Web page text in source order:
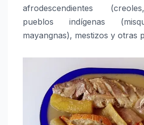
afrodescendientes
pueblos indígenas
mayangnas), mestizos y otras